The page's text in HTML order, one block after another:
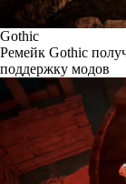
Gothic
Ремейк Gothic
поддержку модов